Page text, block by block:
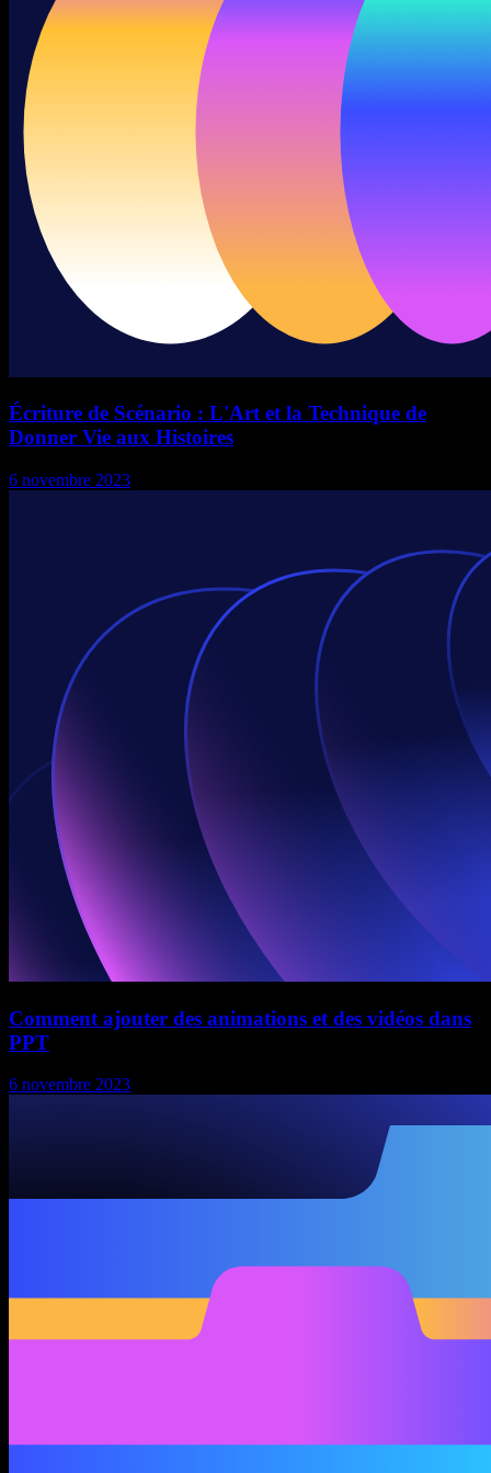
Écriture de Scénario : L'Art et la Technique de
Donner Vie aux Histoires
6 novembre 2023
Comment ajouter des animations et des vidéos dans
PPT
6 novembre 2023